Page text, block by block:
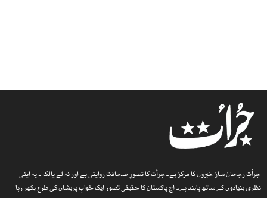
جرأت رجحان ساز خبروں کا مرکز ہے۔جرأت کا تصورِ صحافت روایتی ہے اور نہ لے پالک ۔ یہ اپنی
نظری بنیادوں کے ساتھ پابند ہے۔ آج پاکستان کا حقیقی تصور ایک خوابِ پریشاں کی طرح بکھر رہا